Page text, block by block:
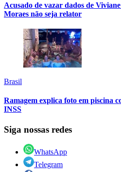
Acusado de vazar dados de
Moraes não seja relator
Brasil
Ramagem explica foto em piscina
INSS
Siga nossas redes
WhatsApp
Telegram